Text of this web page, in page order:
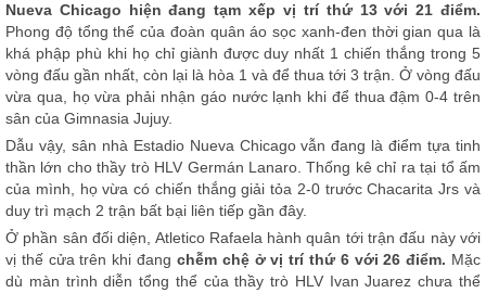
Nueva Chicago hiện đang tạm xếp vị trí thứ 13 với 21 điểm.
Phong độ tổng thể của đoàn quân áo sọc xanh-đen thời gian qua là
khá phập phù khi họ chỉ giành được duy nhất 1 chiến thắng trong 5
vòng đấu gần nhất, còn lại là hòa 1 và để thua tới 3 trận. Ở vòng đấu
vừa qua, họ vừa phải nhận gáo nước lạnh khi để thua đậm 0-4 trên
sân của Gimnasia Jujuy.
Dẫu vậy, sân nhà Estadio Nueva Chicago vẫn đang là điểm tựa tinh
thần lớn cho thầy trò HLV Germán Lanaro. Thống kê chỉ ra tại tổ ấm
của mình, họ vừa có chiến thắng giải tỏa 2-0 trước Chacarita Jrs và
duy trì mạch 2 trận bất bại liên tiếp gần đây.
Ở phần sân đối diện, Atletico Rafaela hành quân tới trận đấu này với
vị thế cửa trên khi đang chễm chệ ở vị trí thứ 6 với 26 điểm. Mặc
dù màn trình diễn tổng thể của thầy trò HLV Ivan Juarez chưa thể